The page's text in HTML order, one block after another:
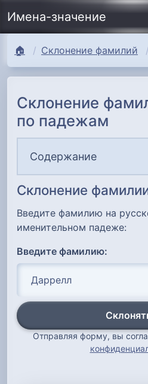
Имена-значение
🏠 Склонение фамилий
Склонение
по падежам
Содержание
Склонение
Введите фамилию на
именительном падеже:
Введите фамилию:
Отправляя форму, вы